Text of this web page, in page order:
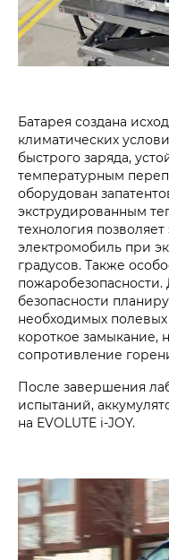
Батарея создана
климатических
быстрого заряда,
температурным
оборудован
экструдированным
технология
электромобиль при
градусов. Также
безопасности
необходимых полевых
короткое замыкание,
сопротивление
После завершения
испытаний,
на EVOLUTE i‑JOY.